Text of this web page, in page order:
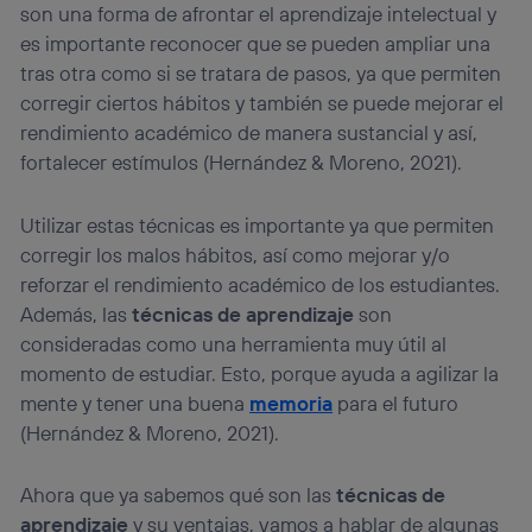
son una forma de afrontar el aprendizaje intelectual y
es importante reconocer que se pueden ampliar una
tras otra como si se tratara de pasos, ya que permiten
corregir ciertos hábitos y también se puede mejorar el
rendimiento académico de manera sustancial y así,
fortalecer estímulos (Hernández & Moreno, 2021).
Utilizar estas técnicas es importante ya que permiten
corregir los malos hábitos, así como mejorar y/o
reforzar el rendimiento académico de los estudiantes.
Además, las técnicas de aprendizaje son
consideradas como una herramienta muy útil al
momento de estudiar. Esto, porque ayuda a agilizar la
mente y tener una buena memoria para el futuro
(Hernández & Moreno, 2021).
Ahora que ya sabemos qué son las técnicas de
aprendizaje y su ventajas, vamos a hablar de algunas
identificador. Típicamente:
Si utilizas unaconexión de banda ancha (p. ej., Wi-Fi),
el marketing o análisis se realizará en función de las
actividades de navegación de los miembros del hogar
que hayan dado su consentimiento.
Si utilizas
datos móviles
, el marketing será más
personalizado, ya que se basará únicamente en la
Puedes gestionar los consentimientos Utiq seleccionando
“Administrar Utiq” en la parte inferior de esta página web o
visitando el
portal de privacidad de Utiq
(“consenthub”) . Para más información, consulta
la política de privacidad de Utiq.